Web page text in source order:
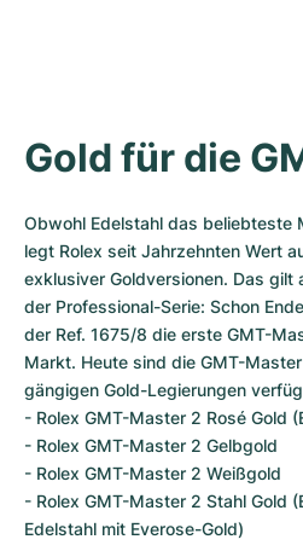
Gold für die
Obwohl Edelstahl das beliebteste
legt Rolex seit Jahrzehnten Wert
exklusiver Goldversionen. Das gilt
der Professional-Serie: Schon
der Ref. 1675/8 die erste GMT-
Markt. Heute sind die GMT-
gängigen Gold-Legierungen
- Rolex GMT-Master 2 Rosé Gold
- Rolex GMT-Master 2 Gelbgold
- Rolex GMT-Master 2 Weißgold
- Rolex GMT-Master 2 Stahl Gold
Edelstahl mit Everose-Gold)